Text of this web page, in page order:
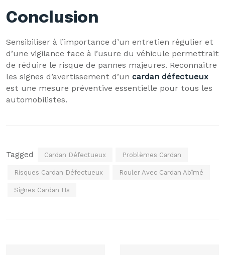
Conclusion
Sensibiliser à l’importance d’un entretien régulier et
d’une vigilance face à l’usure du véhicule permettrait
de réduire le risque de pannes majeures. Reconnaitre
les signes d’avertissement d’un cardan défectueux
est une mesure préventive essentielle pour tous les
automobilistes.
Tagged Cardan Défectueux Problèmes Cardan
Risques Cardan Défectueux Rouler Avec Cardan Abîmé
Signes Cardan Hs